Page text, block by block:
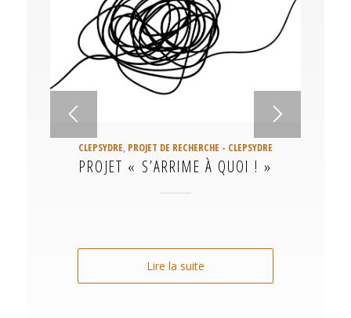
CLEPSYDRE, PROJET DE RECHERCHE - CLEPSYDRE
PROJET « S’ARRIME À QUOI ! »
Lire la suite